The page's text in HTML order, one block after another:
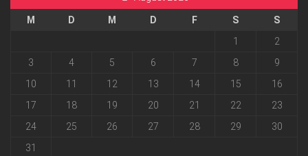
M D M D F S
S
1
2
3
4 5 6 7 8
9
10
11 12 13 14 15
16
17
18 19 20 21 22
23
24
25 26 27 28 29
30
31